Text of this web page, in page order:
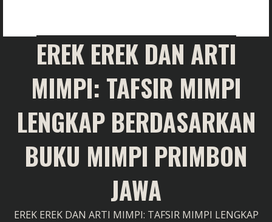
EREK EREK DAN ARTI
MIMPI: TAFSIR MIMPI
LENGKAP BERDASARKAN
BUKU MIMPI PRIMBON
JAWA
EREK EREK DAN ARTI MIMPI: TAFSIR MIMPI LENGKAP